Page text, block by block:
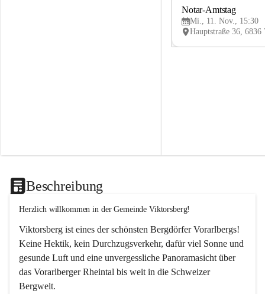
Notar-Amtstag
Mi., 11. Nov., 15:30
Beschreibung
Herzlich willkommen in der Gemeinde Viktorsberg!
Viktorsberg ist eines der schönsten Bergdörfer Vorarlbergs!
Keine Hektik, kein Durchzugsverkehr, dafür viel Sonne und
gesunde Luft und eine unvergessliche Panoramasicht über
das Vorarlberger Rheintal bis weit in die Schweizer
Bergwelt.